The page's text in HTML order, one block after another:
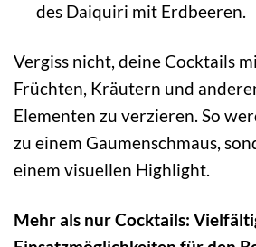
des Daiquiri mit Erdbeeren.
Vergiss nicht, deine Cocktails
Früchten, Kräutern und
Elementen zu verzieren. So
zu einem Gaumenschmaus,
einem visuellen Highlight.
Mehr als nur Cocktails: